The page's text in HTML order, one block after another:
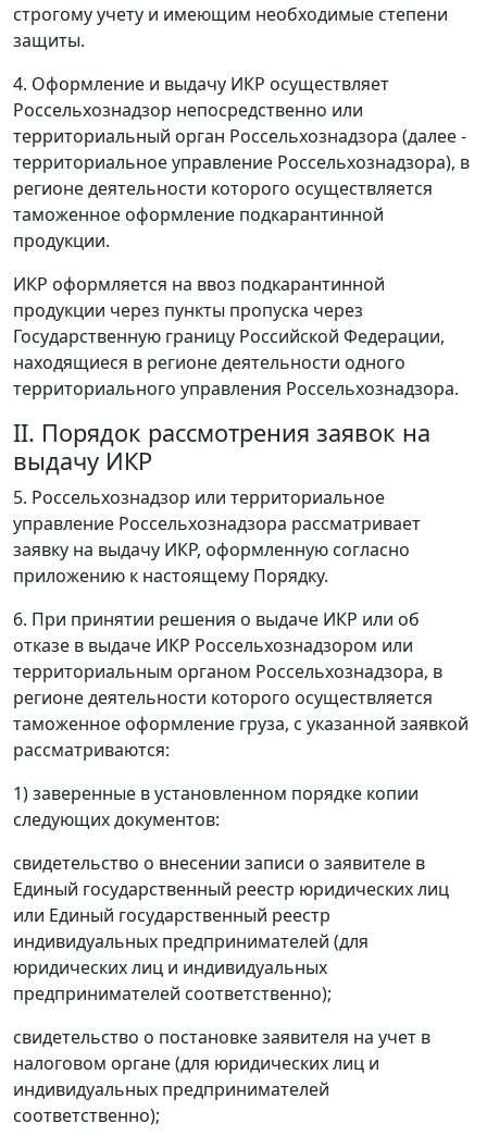
строгому учету и имеющим необходимые степени
защиты.
4. Оформление и выдачу ИКР осуществляет
Россельхознадзор непосредственно или
территориальный орган Россельхознадзора (далее -
территориальное управление Россельхознадзора), в
регионе деятельности которого осуществляется
таможенное оформление подкарантинной
продукции.
ИКР оформляется на ввоз подкарантинной
продукции через пункты пропуска через
Государственную границу Российской Федерации,
находящиеся в регионе деятельности одного
территориального управления Россельхознадзора.
II. Порядок рассмотрения заявок на
выдачу ИКР
5. Россельхознадзор или территориальное
управление Россельхознадзора рассматривает
заявку на выдачу ИКР, оформленную согласно
приложению к настоящему Порядку.
6. При принятии решения о выдаче ИКР или об
отказе в выдаче ИКР Россельхознадзором или
территориальным органом Россельхознадзора, в
регионе деятельности которого осуществляется
таможенное оформление груза, с указанной заявкой
рассматриваются:
1) заверенные в установленном порядке копии
следующих документов:
свидетельство о внесении записи о заявителе в
Единый государственный реестр юридических лиц
или Единый государственный реестр
индивидуальных предпринимателей (для
юридических лиц и индивидуальных
предпринимателей соответственно);
свидетельство о постановке заявителя на учет в
налоговом органе (для юридических лиц и
индивидуальных предпринимателей
соответственно);